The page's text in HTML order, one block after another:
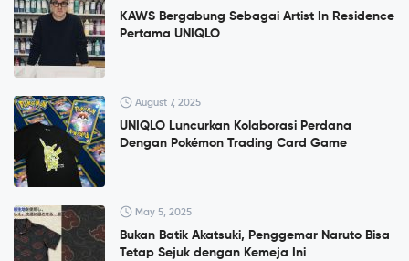
KAWS Bergabung Sebagai Artist In Residence
Pertama UNIQLO
August 7, 2025
UNIQLO Luncurkan Kolaborasi Perdana
Dengan Pokémon Trading Card Game
May 5, 2025
Bukan Batik Akatsuki, Penggemar Naruto Bisa
Tetap Sejuk dengan Kemeja Ini